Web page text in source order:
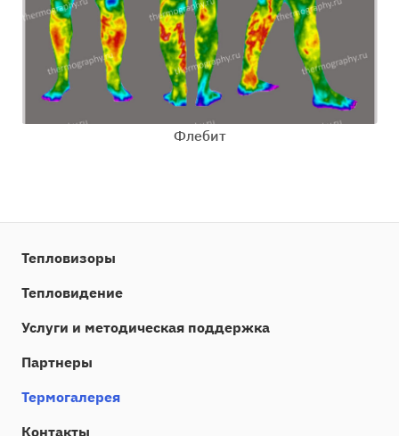
Флебит
Тепловизоры
Тепловидение
Услуги и методическая поддержка
Партнеры
Термогалерея
Контакты